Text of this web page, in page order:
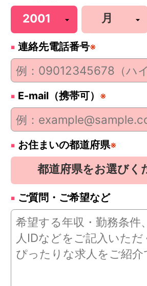
連絡先電話番号※
E-mail（携帯可） ※
お住まいの都道府県※
ご質問・ご希望など